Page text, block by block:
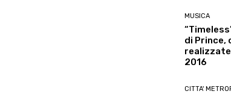
MUSICA
di Prince,
realizzate
2016
CITTA'